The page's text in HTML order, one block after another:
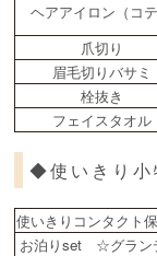
ヘアアイロン（コテ
爪切り
眉毛切りバサミ
栓抜き
フェイスタオル
◆使いきり小
使いきりコンタクト
お泊りset ☆グラン